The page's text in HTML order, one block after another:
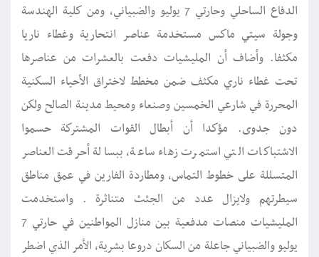
الدفاع الساحلي وحارتي 7 يوليو والضبياني، ومن كلية الهندسة
وجولة سيتي ماكس مستخدمة عناصر انتحارية وغطاء ناريا
مكثفا. وأضاف أن المليشيات دفعت بالعشرات من عناصرها
تحت غطاء ناري مكثف ضمن مخطط لاختراق الأحياء السكنية
المحررة في شارعي الخمسين وصنعاء ومحيط مدينة الصالح ولكن
دون جدوى. مؤكدا أن أبطال القوات المشتركة حسموا
الاشتباكات التي استمرت زهاء ساعة، ببسالة أحرقت العناصر
المتسللة على خطوط التماس، ومطاردة الفارين في عمق مناطق
سيطرتهم ولايزال عدد من الجثث متناثرة . واستخدمت
المليشيات منصات مدفعية بين منازل المواطنين في حارتي 7
يوليو والضبياني جاعلة من السكان دروعا بشرية، الأمر الذي اضطر